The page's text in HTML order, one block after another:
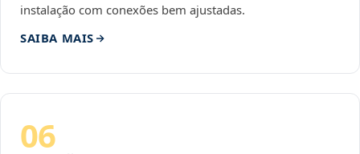
instalação com conexões bem ajustadas.
SAIBA MAIS
06